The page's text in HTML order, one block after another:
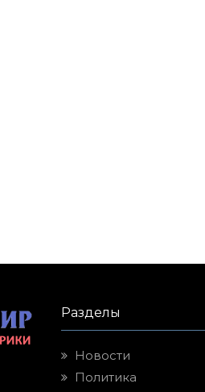
Разделы
Новости
Политика